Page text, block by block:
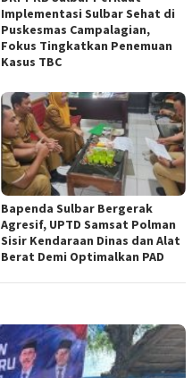
Implementasi Sulbar Sehat di
Puskesmas Campalagian,
Fokus Tingkatkan Penemuan
Kasus TBC
Bapenda Sulbar Bergerak
Agresif, UPTD Samsat Polman
Sisir Kendaraan Dinas dan Alat
Berat Demi Optimalkan PAD